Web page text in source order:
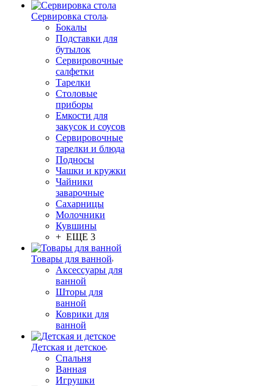
Сервировка стола
Бокалы
Подставки для
бутылок
Сервировочные
салфетки
Тарелки
Столовые
приборы
Емкости для
закусок и соусов
Сервировочные
тарелки и блюда
Подносы
Чашки и кружки
Чайники
заварочные
Сахарницы
Молочники
Кувшины
+ ЕЩЕ 3
Товары для ванной
Аксессуары для
ванной
Шторы для
ванной
Коврики для
ванной
Детская и детское
Спальня
Ванная
Игрушки